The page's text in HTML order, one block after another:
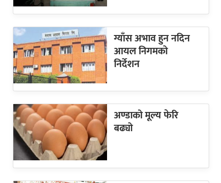
ग्याँस अभाव हुन नदिन
आयल निगमको
निर्देशन
अण्डाको मूल्य फेरि
बढ्यो